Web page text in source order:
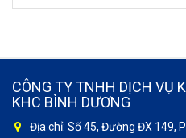
CÔNG TY TNHH DỊCH VỤ
KHC BÌNH DƯƠNG
Địa chỉ: Số 45, Đường ĐX 149,